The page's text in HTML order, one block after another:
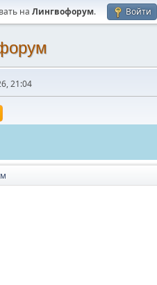
на Лингвофорум. Войти
21:04